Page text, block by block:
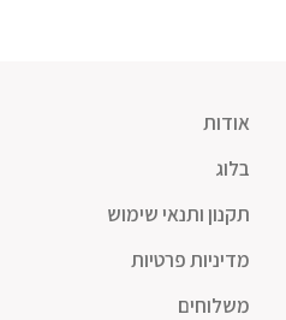
אודות
בלוג
תקנון ותנאי שימוש
מדיניות פרטיות
משלוחים